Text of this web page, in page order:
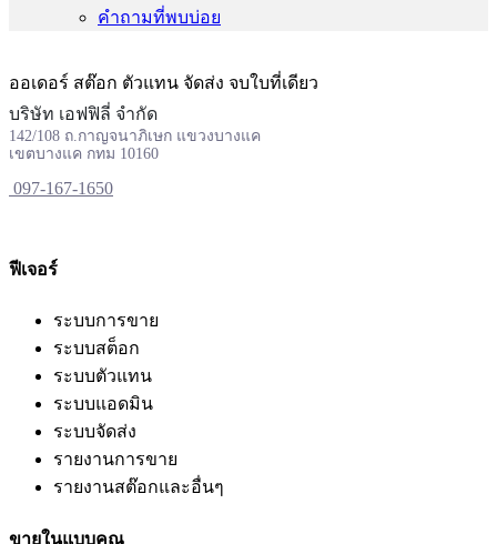
คำถามที่พบบ่อย
ออเดอร์ สต๊อก ตัวแทน จัดส่ง จบใบที่เดียว
บริษัท เอฟฟิลี่ จำกัด
142/108 ถ.กาญจนาภิเษก แขวงบางแค
เขตบางแค กทม 10160
097-167-1650
ฟีเจอร์
ระบบการขาย
ระบบสต็อก
ระบบตัวแทน
ระบบแอดมิน
ระบบจัดส่ง
รายงานการขาย
รายงานสต๊อกและอื่นๆ
ขายในแบบคุณ